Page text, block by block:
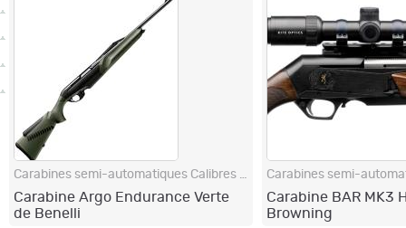
Carabines semi-automatiques Calibres 300 Win Mag et 300 WSM
Carabine Argo Endurance Verte
de Benelli
Carabine BAR MK3
Browning